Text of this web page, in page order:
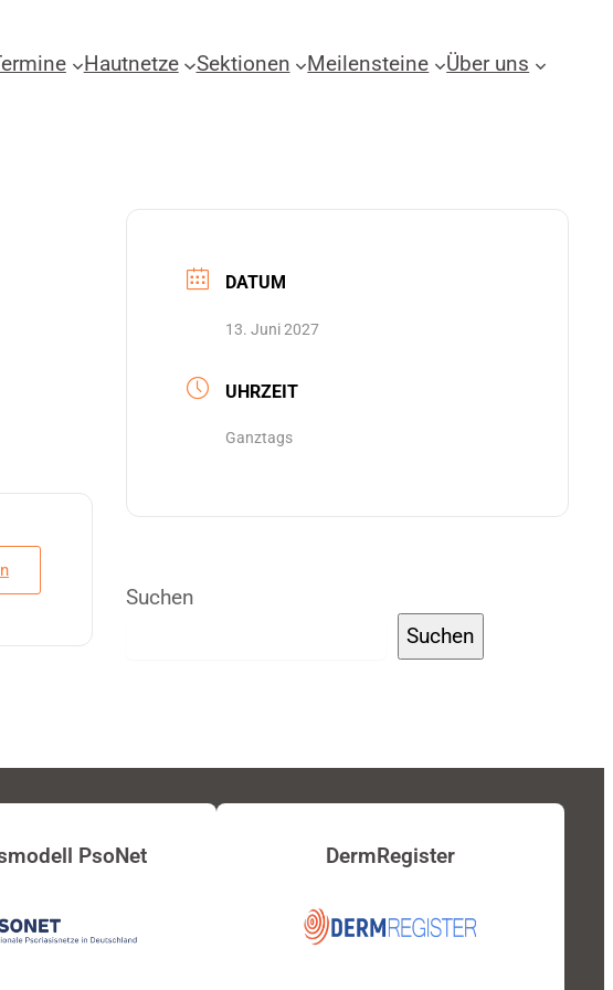
Hautnetze Sektionen Meilensteine Über uns
DATUM
13. Juni 2027
UHRZEIT
Ganztags
Suchen
Suchen
PsoNet DermRegister